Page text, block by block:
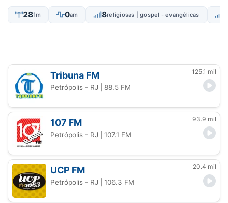
28fm 0am 8religiosas | gospel - evangélicas
Tribuna FM 125.1 mil
Petrópolis - RJ | 88.5 FM
107 FM 93.9 mil
Petrópolis - RJ | 107.1 FM
UCP FM 20.4 mil
Petrópolis - RJ | 106.3 FM